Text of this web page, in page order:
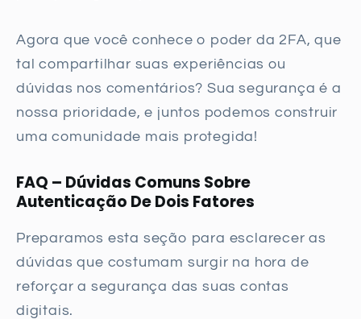
Agora que você conhece o poder da 2FA, que
tal compartilhar suas experiências ou
dúvidas nos comentários? Sua segurança é a
nossa prioridade, e juntos podemos construir
uma comunidade mais protegida!
FAQ – Dúvidas Comuns Sobre
Autenticação De Dois Fatores
Preparamos esta seção para esclarecer as
dúvidas que costumam surgir na hora de
reforçar a segurança das suas contas
digitais.